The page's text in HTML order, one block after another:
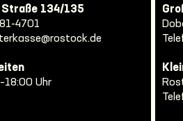
Straße 134/135
4701
Uhr